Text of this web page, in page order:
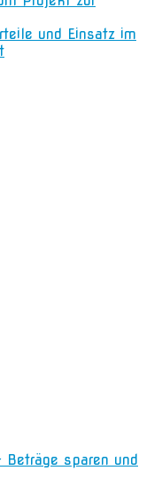
und Einsatz im
Beträge sparen und